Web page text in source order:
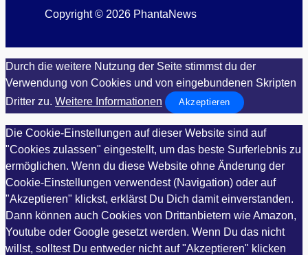
Copyright © 2026 PhantaNews
Durch die weitere Nutzung der Seite stimmst du der
Verwendung von Cookies und von eingebundenen Skripten
Dritter zu. Weitere Informationen Akzeptieren
Die Cookie-Einstellungen auf dieser Website sind auf
"Cookies zulassen" eingestellt, um das beste Surferlebnis zu
ermöglichen. Wenn du diese Website ohne Änderung der
Cookie-Einstellungen verwendest (Navigation) oder auf
"Akzeptieren" klickst, erklärst Du Dich damit einverstanden.
Dann können auch Cookies von Drittanbietern wie Amazon,
Youtube oder Google gesetzt werden. Wenn Du das nicht
willst, solltest Du entweder nicht auf "Akzeptieren" klicken